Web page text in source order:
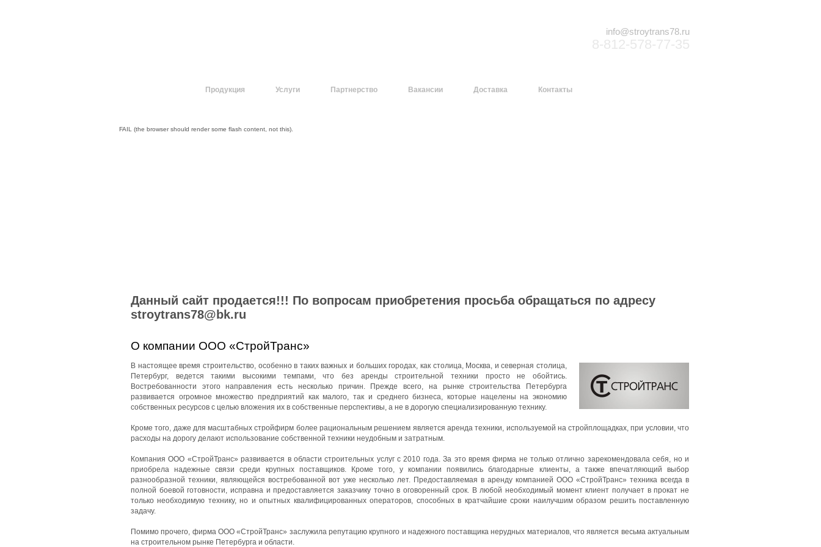
info@stroytrans78.ru
Продукция Услуги Партнерство Вакансии Доставка Контакты
FAIL (the browser should render some flash content, not this).
Данный сайт продается!!! По вопросам приобретения просьба обращаться по адресу
stroytrans78@bk.ru
О компании ООО «СтройТранс»
В настоящее время строительство, особенно в таких важных и больших городах, как столица, Москва, и северная столица,
Петербург, ведется такими высокими темпами, что без аренды строительной техники просто не обойтись.
Востребованности этого направления есть несколько причин. Прежде всего, на рынке строительства Петербурга
развивается огромное множество предприятий как малого, так и среднего бизнеса, которые нацелены на экономию
собственных ресурсов с целью вложения их в собственные перспективы, а не в дорогую специализированную технику.
Кроме того, даже для масштабных стройфирм более рациональным решением является аренда техники, используемой на стройплощадках, при условии, что
расходы на дорогу делают использование собственной техники неудобным и затратным.
Компания ООО «СтройТранс» развивается в области строительных услуг с 2010 года. За это время фирма не только отлично зарекомендовала себя, но и
приобрела надежные связи среди крупных поставщиков. Кроме того, у компании появились благодарные клиенты, а также впечатляющий выбор
разнообразной техники, являющейся востребованной вот уже несколько лет. Предоставляемая в аренду компанией ООО «СтройТранс» техника всегда в
полной боевой готовности, исправна и предоставляется заказчику точно в оговоренный срок. В любой необходимый момент клиент получает в прокат не
только необходимую технику, но и опытных квалифицированных операторов, способных в кратчайшие сроки наилучшим образом решить поставленную
задачу.
Помимо прочего, фирма ООО «СтройТранс» заслужила репутацию крупного и надежного поставщика нерудных материалов, что является весьма актуальным
на строительном рынке Петербурга и области.